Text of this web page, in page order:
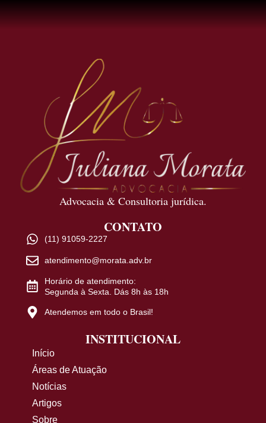
Advocacia & Consultoria jurídica.
CONTATO
(11) 91059-2227
atendimento@morata.adv.br
Horário de atendimento:
Segunda à Sexta. Dás 8h às 18h
Atendemos em todo o Brasil!
INSTITUCIONAL
Início
Áreas de Atuação
Notícias
Artigos
Sobre